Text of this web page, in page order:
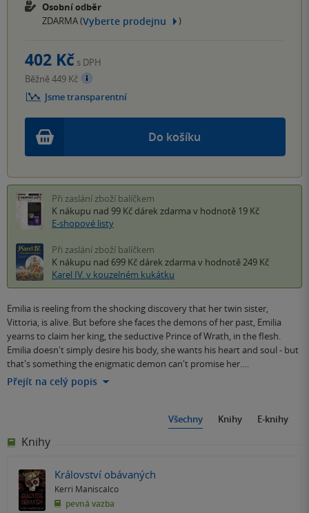
Osobní odběr
ZDARMA (Vyberte prodejnu )
Do košíku
402 Kč s DPH
Běžně 449 Kč
Jsme transparentní
Při zaslání zboží balíčkem
K nákupu nad 99 Kč dárek zdarma v hodnotě 19 Kč
E-shopové listy
Při zaslání zboží balíčkem
K nákupu nad 699 Kč dárek zdarma v hodnotě 249 Kč
Karel IV. v kouzelném kukátku
Emilia is reeling from the shocking discovery that her twin sister,
Vittoria, is alive. But before she faces the demons of her past, Emilia
yearns to claim her king, the seductive Prince of Wrath, in the flesh.
Emilia doesn't simply desire his body, she wants his heart and soul - but
that's something the enigmatic demon can't promise her.…
Přejít na celý popis
Všechny Knihy E-knihy
Knihy
Království obávaných
Kerri Maniscalco
pevná vazba